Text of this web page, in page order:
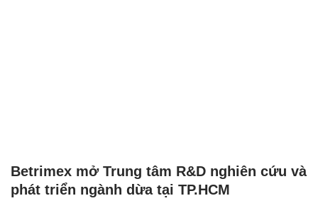
Betrimex mở Trung tâm R&D nghiên cứu và
phát triển ngành dừa tại TP.HCM